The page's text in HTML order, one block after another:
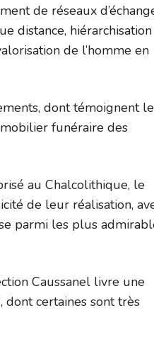
de réseaux
distance, hiérarchisation
de l’homme en
dont témoignent le
funéraire des
au Chalcolithique, le
de leur réalisation,
parmi les plus
Caussanel livre une
certaines sont très